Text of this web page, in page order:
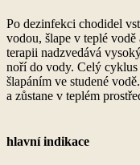
Po dezinfekci chodidel
vodou, šlape v teplé vodě
terapii nadzvedává
noří do vody. Celý
šlapáním ve studené
a zůstane v teplém
hlavní indikace